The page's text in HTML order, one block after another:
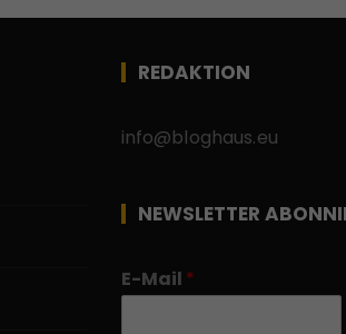
REDAKTION
info@bloghaus.eu
NEWSLETTER
E-Mail *